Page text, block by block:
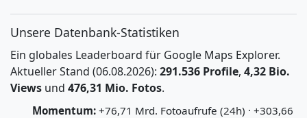
Unsere Datenbank-Statistiken
Ein globales Leaderboard für Google Maps Explorer.
Aktueller Stand (06.08.2026): 291.536 Profile, 4,32 Bio.
Views und 476,31 Mio. Fotos.
Momentum: +76,71 Mrd. Fotoaufrufe (24h) · +303,66